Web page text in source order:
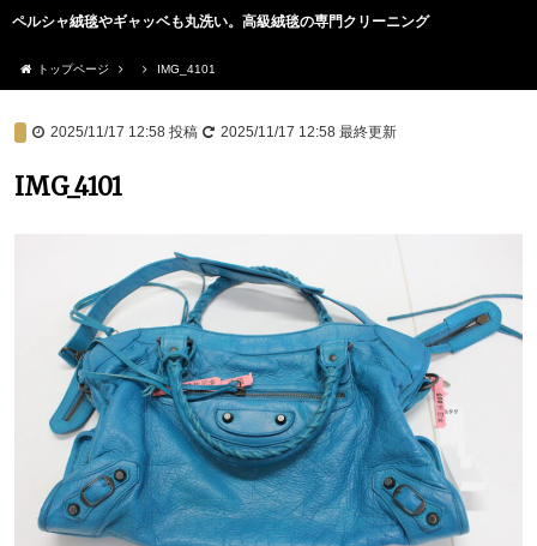
ペルシャ絨毯やギャッベも丸洗い。高級絨毯の専門クリーニング
トップページ IMG_4101
2025/11/17 12:58 投稿 2025/11/17 12:58 最終更新
IMG_4101